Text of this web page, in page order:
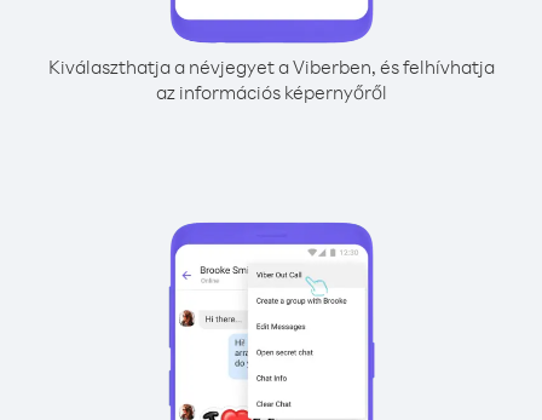
Kiválaszthatja a névjegyet a Viberben, és felhívhatja
az információs képernyőről